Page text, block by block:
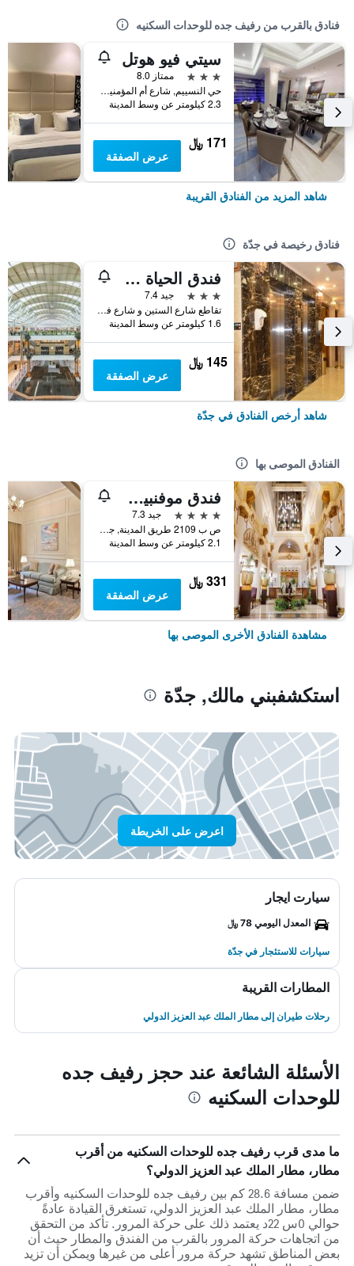
فنادق بالقرب من رفيف جده للوحدات السكنيه
سيتي فيو هوتل
3 نجوم
ممتاز 8.0
حي النسييم, شارع أم المؤمنين حبيبة, جدّة, المملكة العربية السعودية
2.3 كيلومتر عن وسط المدينة
171 ﷼
عرض الصفقة
شاهد المزيد من الفنادق القريبة
فنادق رخيصة في جدّة
فندق الحياة جدة كونتيننتال
3 نجوم
جيد 7.4
تقاطع شارع الستين و شارع فلسطين، مقابل سامبا بنك, جدّة, المملكة العربية السعودية
1.6 كيلومتر عن وسط المدينة
145 ﷼
عرض الصفقة
شاهد أرخص الفنادق في جدّة
الفنادق الموصى بها
فندق موفنبيك جدة
4 نجوم
جيد 7.3
ص ب 2109 طريق المدينة, جدّة, المملكة العربية السعودية
2.1 كيلومتر عن وسط المدينة
331 ﷼
عرض الصفقة
مشاهدة الفنادق الأخرى الموصى بها
استكشفبني مالك, جدّة
اعرض على الخريطة
سيارت ايجار
المعدل اليومي 78 ﷼
سيارات للاستئجار في جدّة
المطارات القريبة
رحلات طيران إلى مطار الملك عبد العزيز الدولي
الأسئلة الشائعة عند حجز رفيف جده
للوحدات السكنيه
ما مدى قرب رفيف جده للوحدات السكنيه من أقرب
مطار، مطار الملك عبد العزيز الدولي؟
ضمن مسافة 28.6 كم بين رفيف جده للوحدات السكنيه وأقرب
مطار، مطار الملك عبد العزيز الدولي، تستغرق القيادة عادةً
حوالي 0س 22د يعتمد ذلك على حركة المرور. تأكد من التحقق
من اتجاهات حركة المرور بالقرب من الفندق والمطار حيث أن
بعض المناطق تشهد حركة مرور أعلى من غيرها ويمكن أن تزيد